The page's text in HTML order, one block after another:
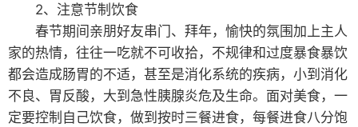
2、注意节制饮食
春节期间亲朋好友串门、拜年，愉快的氛围加上主人
家的热情，往往一吃就不可收拾，不规律和过度暴食暴饮
都会造成肠胃的不适，甚至是消化系统的疾病，小到消化
不良、胃反酸，大到急性胰腺炎危及生命。面对美食，一
定要控制自己饮食，做到按时三餐进食，每餐进食八分饱